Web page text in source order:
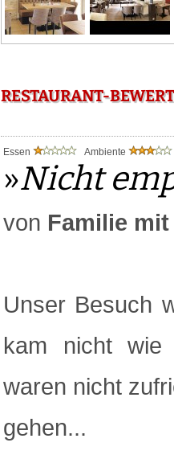
RESTAURANT-
Essen Ambiente
»Nicht
von Familie
Unser Besuch
kam nicht wie
waren nicht
gehen...